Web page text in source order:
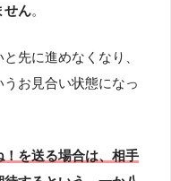
せん。
先に進めなくなり、
お見合い状態になっ
を送る場合は、相手